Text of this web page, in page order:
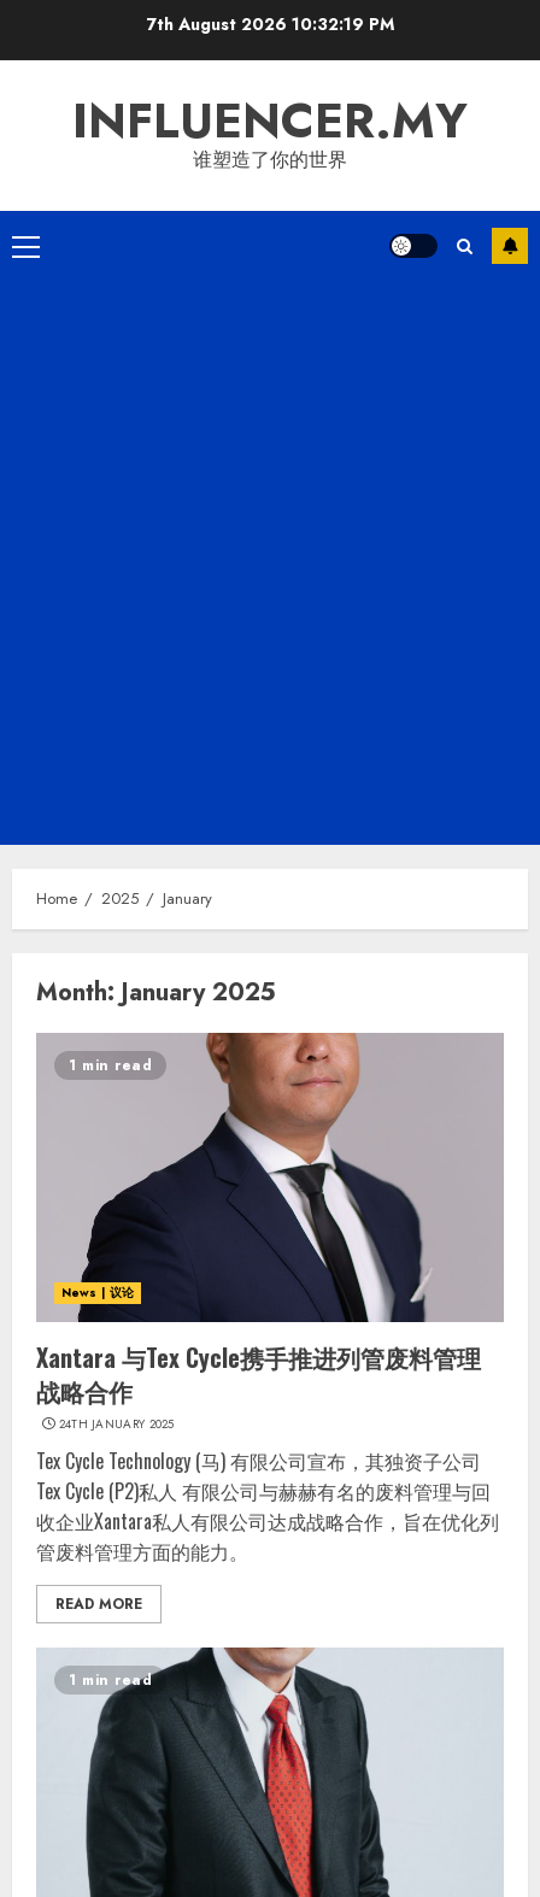
7th August 2026 10:32:21 PM
INFLUENCER.MY
谁塑造了你的世界
Primary
Home 2025 January
Month: January 2025
1 min read
News | 议论
Xantara 与Tex Cycle携手推进列管废料管理
战略合作
24TH JANUARY 2025
Tex Cycle Technology (马) 有限公司宣布，其独资子公司
Tex Cycle (P2)私人 有限公司与赫赫有名的废料管理与回
收企业Xantara私人有限公司达成战略合作，旨在优化列
管废料管理方面的能力。
READ MORE
1 min read